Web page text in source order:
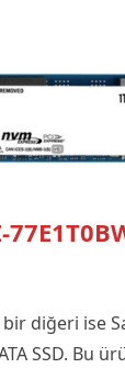
diğeri ise
SSD. Bu